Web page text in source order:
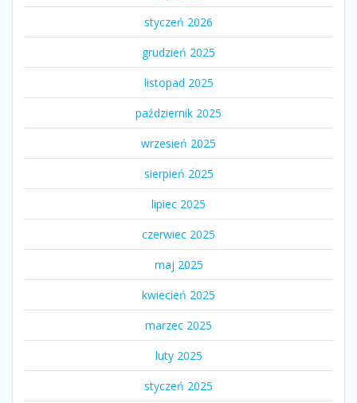
styczeń 2026
grudzień 2025
listopad 2025
październik 2025
wrzesień 2025
sierpień 2025
lipiec 2025
czerwiec 2025
maj 2025
kwiecień 2025
marzec 2025
luty 2025
styczeń 2025